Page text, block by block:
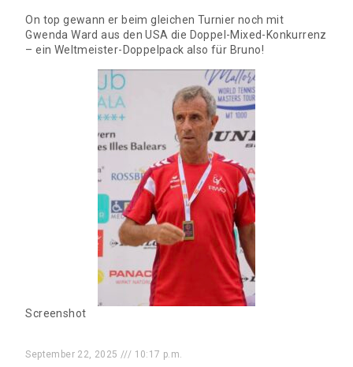
On top gewann er beim gleichen Turnier noch mit
Gwenda Ward aus den USA die Doppel-Mixed-Konkurrenz
– ein Weltmeister-Doppelpack also für Bruno!
Screenshot
September 22, 2025 10:17 p.m.